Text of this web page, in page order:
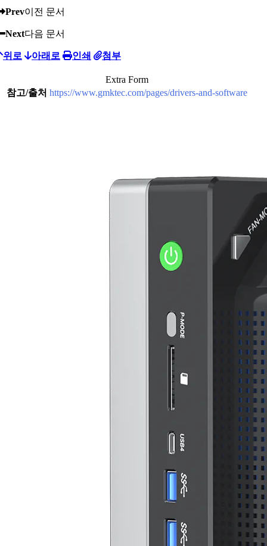
Prev이전 문서
Next다음 문서
위로 아래로 인쇄 첨부
Extra Form
참고/출처 https://www.gmktec.com/pages/drivers-and-software